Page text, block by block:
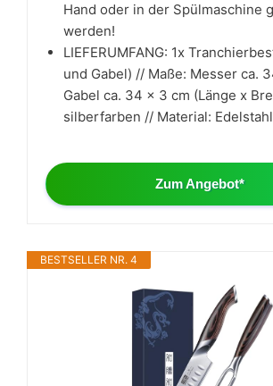
Hand oder in der Spülmaschine
werden!
LIEFERUMFANG: 1x
und Gabel) // Maße: Messer ca.
Gabel ca. 34 x 3 cm (Länge x
silberfarben // Material:
Zum Angebot*
BESTSELLER NR. 4